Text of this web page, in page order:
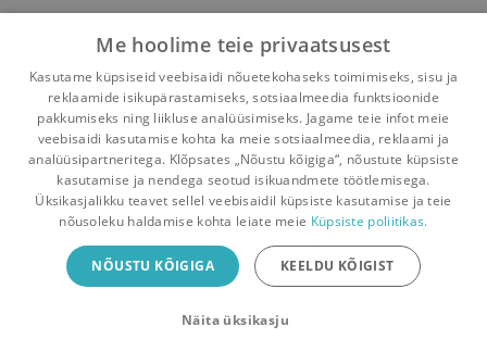
Pealehele Ostukorv Sõnumid Teated Konto
Raamatuvahetuse mobiiliäpp
Vaheta raamatuid veelgi mugavamalt!
Me hoolime teie privaatsusest
Kasutame küpsiseid veebisaidi nõuetekohaseks toimimiseks, sisu ja
reklaamide isikupärastamiseks, sotsiaalmeedia funktsioonide
pakkumiseks ning liikluse analüüsimiseks. Jagame teie infot meie
veebisaidi kasutamise kohta ka meie sotsiaalmeedia, reklaami ja
analüüsipartneritega. Klõpsates „Nõustu kõigiga“, nõustute küpsiste
kasutamise ja nendega seotud isikuandmete töötlemisega.
Üksikasjalikku teavet sellel veebisaidil küpsiste kasutamise ja teie
nõusoleku haldamise kohta leiate meie Küpsiste poliitikas.
NÕUSTU KÕIGIGA KEELDU KÕIGIST
Näita üksikasju